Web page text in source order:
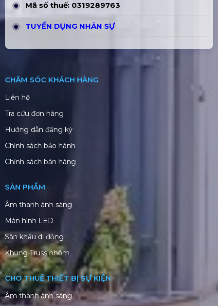
Mã số thuế: 0319289763
TUYỂN DỤNG NHÂN SỰ
CHĂM SÓC KHÁCH HÀNG
Liên hệ
Tra cứu đơn hàng
Hướng dẫn đăng ký
Chính sách bảo hành
Chính sách bán hàng
SẢN PHẨM
Âm thanh ánh sáng
Màn hình LED
Sân khấu di động
Khung Truss nhôm
CHO THUÊ THIẾT BỊ SỰ KIỆN
Âm thanh ánh sáng